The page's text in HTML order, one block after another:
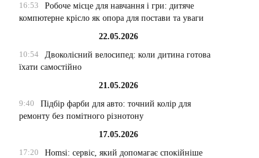
16:53
Робоче місце для навчання і гри: дитяче
компютерне крісло як опора для постави та уваги
22.05.2026
10:54
Двоколісний велосипед: коли дитина готова
їхати самостійно
21.05.2026
9:40
Підбір фарби для авто: точний колір для
ремонту без помітного різнотону
17.05.2026
17:20
Homsi: сервіс, який допомагає спокійніше